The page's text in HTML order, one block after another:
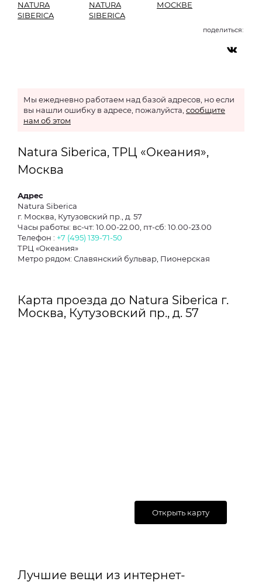
NATURA
SIBERICA
NATURA
SIBERICA
МОСКВЕ
поделиться:
Мы ежедневно работаем над базой адресов, но если
вы нашли ошибку в адресе, пожалуйста, сообщите
нам об этом
Natura Siberica, ТРЦ «Океания»,
Москва
Адрес
Natura Siberica
г. Москва, Кутузовский пр., д. 57
Часы работы: вс-чт: 10.00-22.00, пт-сб: 10.00-23.00
Телефон : +7 (495) 139-71-50
ТРЦ «Океания»
Метро рядом: Славянский бульвар, Пионерская
Карта проезда до Natura Siberica г.
Москва, Кутузовский пр., д. 57
Открыть карту
Лучшие вещи из интернет-